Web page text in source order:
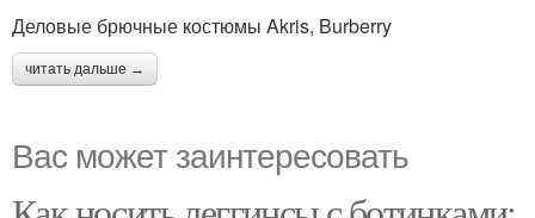
Деловые брючные костюмы Akris, Burberry
читать дальше →
Вас может заинтересовать